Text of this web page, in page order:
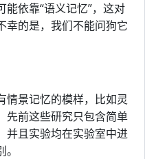
依靠“语义记忆”，这对
幸的是，我们不能问狗它
情景记忆的模样，比如灵
先前这些研究只包含简单
并且实验均在实验室中进